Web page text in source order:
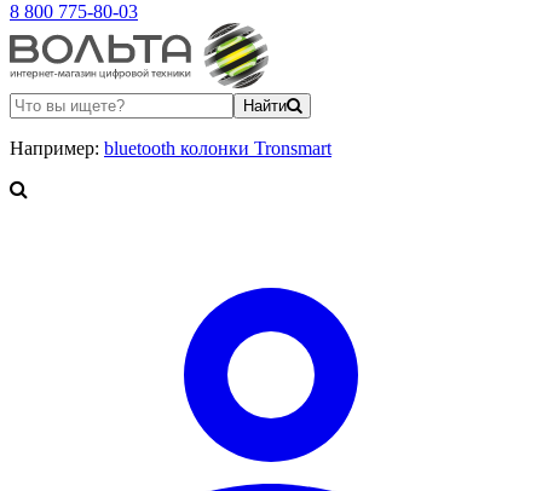
8 800 775-80-03
Найти
Например: bluetooth колонки Tronsmart